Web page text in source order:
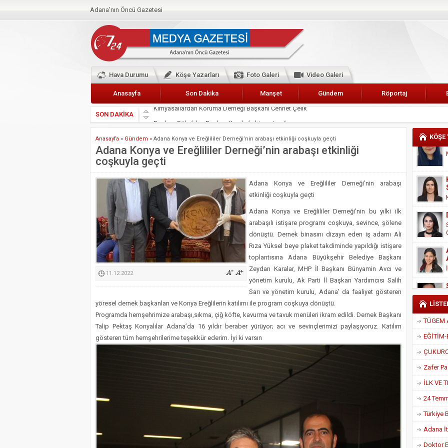
Adana'nın Öncü Gazetesi
Hava Durumu Köşe Yazarları Foto Galeri Video Galeri
Anasayfa Son Dakika Manşet Gündem Röportaj
SON DAKİKA
Başkan Güler’den Başkan Karalar’a hizmet çağrısı
Lokantacılar ve Kebapçılar Esnaf Odası Başkanı Şefik Arslan
Hak-İş Abdurrahman Yücel
HDP İL BİNASININ ÖNÜNDE ANNELER TARİH YAZIYORLAR
CEYHAN TİCARET ODASI
Hainler emellerine asla erişemeyecekler
BÖLGEMİZ ÇUKUROVA’DA 2019 YILI PAMUK HASADINA BAŞLANDI
İyi Parti Yüreğir İlçe Başkanı Enis Akyürek
Kimyasallardan Koruma Derneği Başkanı Cennet Çelik
Anasayfa » Gündem » Adana Konya ve Ereğlililer Derneği’nin arabaşı etkinliği coşkuyla geçti
Adana Konya ve Ereğlililer Derneği’nin arabaşı etkinliği
coşkuyla geçti
11.12.2022
Adana Konya ve Ereğlililer Derneği’nin arabaşı
etkinliği coşkuyla geçti
Adana Konya ve Ereğlililer Derneği’nin bu yılki ilk
arabaşılı istişare programı coşkuya, sevince, şölene
dönüştü. Dernek binasını dizayn eden iş adamı Ali
Rıza Yüksel beye plaket takdiminde yapıldığı istişare
toplantısına Adana Büyükşehir Belediye Başkanı
Zeydan Karalar, MHP İl Başkanı Bünyamin Avcı ve
yönetim kurulu, Ak Parti İl Başkan Yardımcısı Salih
Sarı ve yönetim kurulu, Adana’ da faaliyet gösteren
yöresel dernek başkanları ve Konya Ereğlilerin katılımı ile program coşkuya dönüştü.
Programda hemşehrimize arabaşı,sıkma, çiğ köfte, kavurma ve tavuk menüleri ikram edildi. Dernek Başkanı
Talip Pektaş Konyalılar Adana’da 16 yıldır beraber yürüyor; acı ve sevinçlerimizi paylaşıyoruz. Katılım
gösteren tüm hemşehrilerime teşekkür ederim. İyi ki varsın
Adana